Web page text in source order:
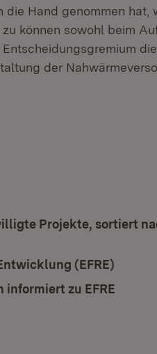
Hand genommen hat,
können sowohl beim
der
Projekte, sortiert
(EFRE)
informiert zu EFRE